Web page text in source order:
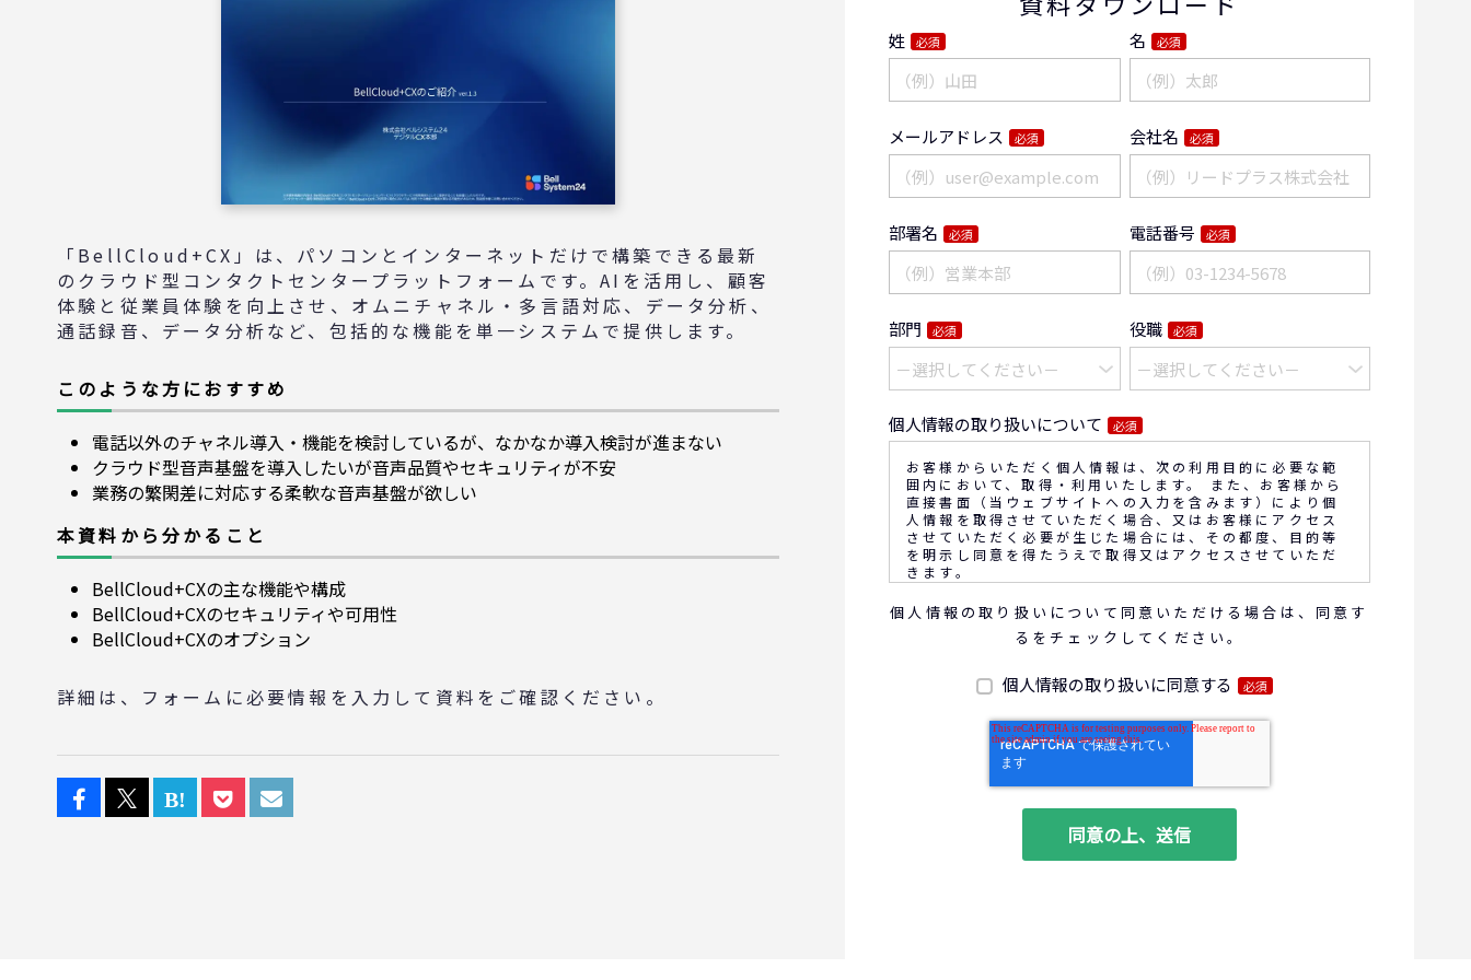
「BellCloud+CX」は、パソコンとインターネットだけで構築できる最新
のクラウド型コンタクトセンタープラットフォームです。AIを活用し、顧客
体験と従業員体験を向上させ、オムニチャネル・多言語対応、データ分析、
通話録音、データ分析など、包括的な機能を単一システムで提供します。
このような方におすすめ
電話以外のチャネル導入・機能を検討しているが、なかなか導入検討が進まない
クラウド型音声基盤を導入したいが音声品質やセキュリティが不安
業務の繁閑差に対応する柔軟な音声基盤が欲しい
本資料から分かること
BellCloud+CXの主な機能や構成
BellCloud+CXのセキュリティや可用性
BellCloud+CXのオプション
詳細は、フォームに必要情報を入力して資料をご確認ください。
姓 必須 名 必須
メールアドレス 必須 会社名 必須
部署名 必須 電話番号 必須
部門 必須 役職 必須
個人情報の取り扱いについて 必須
お客様からいただく個人情報は、次の利用目的に必要な範
囲内において、取得・利用いたします。 また、お客様から
直接書面（当ウェブサイトへの入力を含みます）により個
人情報を取得させていただく場合、又はお客様にアクセス
させていただく必要が生じた場合には、その都度、目的等
を明示し同意を得たうえで取得又はアクセスさせていただ
きます。
なお、通話内容の確認や応対品質の評価・研修を通じて顧
客満足の向上を図るために、お客様との通話内容を書面、
◆個人情報の利用目的
(1) お問い合わせいただいた内容やご相談に対応するため
(2) 商品・サービスの提案、商談、契約の履行、その他業
務上必要な事務連絡を行うため
(4) ダイレクトメール、電子メール、電話等による商品・
サービスに関する情報の提供やイベント、セミナー、展示
個人情報の取り扱いについて同意いただける場合は、同意す
るをチェックしてください。
個人情報の取り扱いに同意する 必須